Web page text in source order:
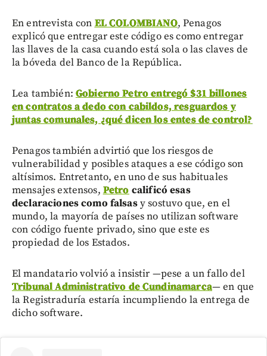
En entrevista con EL COLOMBIANO, Penagos
explicó que entregar este código es como entregar
las llaves de la casa cuando está sola o las claves de
la bóveda del Banco de la República.
Lea también: Gobierno Petro entregó $31 billones
en contratos a dedo con cabildos, resguardos y
juntas comunales, ¿qué dicen los entes de control?
Penagos también advirtió que los riesgos de
vulnerabilidad y posibles ataques a ese código son
altísimos. Entretanto, en uno de sus habituales
mensajes extensos, Petro calificó esas
declaraciones como falsasy sostuvo que, en el
mundo, la mayoría de países no utilizan software
con código fuente privado, sino que este es
propiedad de los Estados.
El mandatario volvió a insistir —pese a un fallo del
Tribunal Administrativo de Cundinamarca— en que
la Registraduría estaría incumpliendo la entrega de
dicho software.